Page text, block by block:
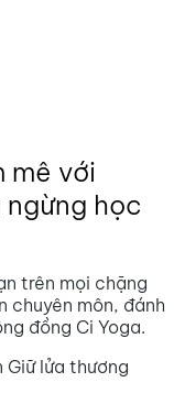
mê với
học
trên mọi chặng
chuyên môn, đánh
đồng Ci Yoga.
lửa thương